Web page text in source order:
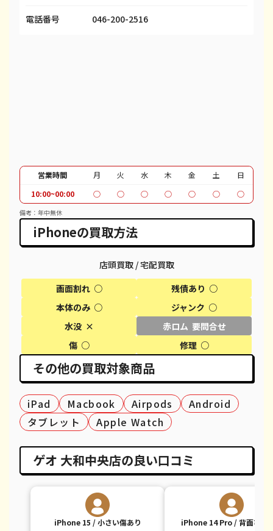
iPhone 13 Pro
iPhone SE 2
iPhone 11
iPhone 11 Pro
iPhone 11 Pro Max
iPhone XS Max
iPhone X
iPhone 8 Plus
iPhone 8
iPhone 7
iPhone 7 Plus
¥48,000
¥7,000
¥19,000
¥20,000
¥22,000
¥13,000
¥13,000
¥10,000
¥7,000
¥6,000
¥3,500
¥5,000
¥12,100
¥30,100
¥30,600
¥39,600
¥26,100
¥14,100
¥9,100
電話番号 046-200-2516
営業時間 月 火 水 木 金 土
日
10:00~00:00
○ ○ ○ ○ ○ ○ ○
備考：年中無休
iPhoneの買取方法
店頭買取 / 宅配買取
画面割れ ○
残債あり ○
本体のみ ○
ジャンク ○
水没 ×
赤ロム 要問合せ
傷 ○
修理 ○
その他の買取対象商品
iPad Macbook Airpods
Android
タブレット
Apple Watch
ゲオ 大和中央店の良い口コミ
iPhone 15 / 小さい傷あり iPhone 14 Pro / 背面ひび